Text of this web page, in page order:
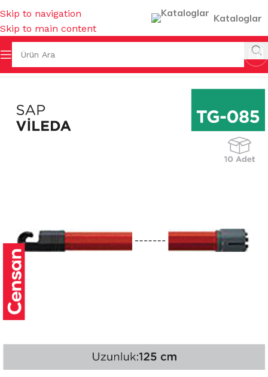
Skip to navigation
Skip to main content
Kataloglar
SAPLAR ( FIRÇA & MOP & UZATMALI ) & SAP ASKILARI